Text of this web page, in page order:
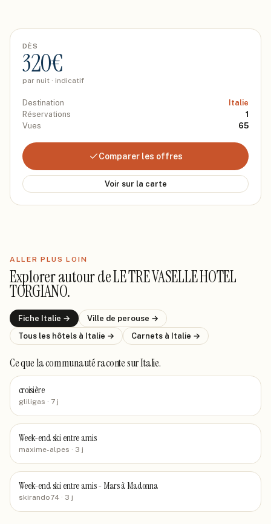
DÈS
320€
par nuit · indicatif
Destination
Italie
Réservations
1
Vues
65
Comparer les offres
Voir sur la carte
ALLER PLUS LOIN
Explorer autour deLE TRE VASELLE HOTEL
TORGIANO.
Fiche Italie → Ville de perouse →
Tous les hôtels à Italie → Carnets à Italie →
Ce que la communauté racontesur Italie.
croisière
gliligas · 7 j
Week-end ski entre amis
maxime-alpes · 3 j
Week-end ski entre amis - Mars à Madonna
skirando74 · 3 j